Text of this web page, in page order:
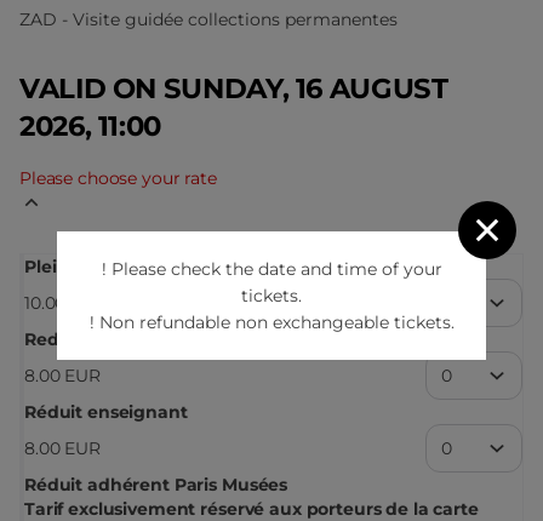
ZAD - Visite guidée collections permanentes
VALID ON SUNDAY, 16 AUGUST
2026, 11:00
Please choose your rate
Plein
10.00
Reduced under 26 years old
Voir conditions
8.00 EUR
Réduit enseignant
8.00 EUR
Réduit adhérent Paris Musées
Tarif exclusivement réservé aux porteurs de la carte
! Please check the date and time of your
tickets.
! Non refundable non exchangeable tickets.